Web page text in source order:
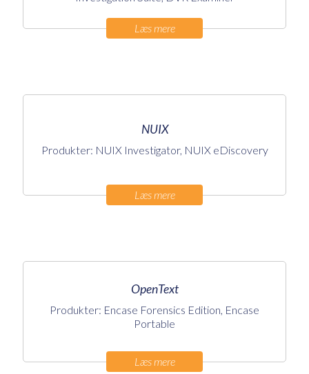
Læs mere
NUIX
Produkter: NUIX Investigator, NUIX eDiscovery
Læs mere
OpenText
Produkter: Encase Forensics Edition, Encase
Portable
Læs mere